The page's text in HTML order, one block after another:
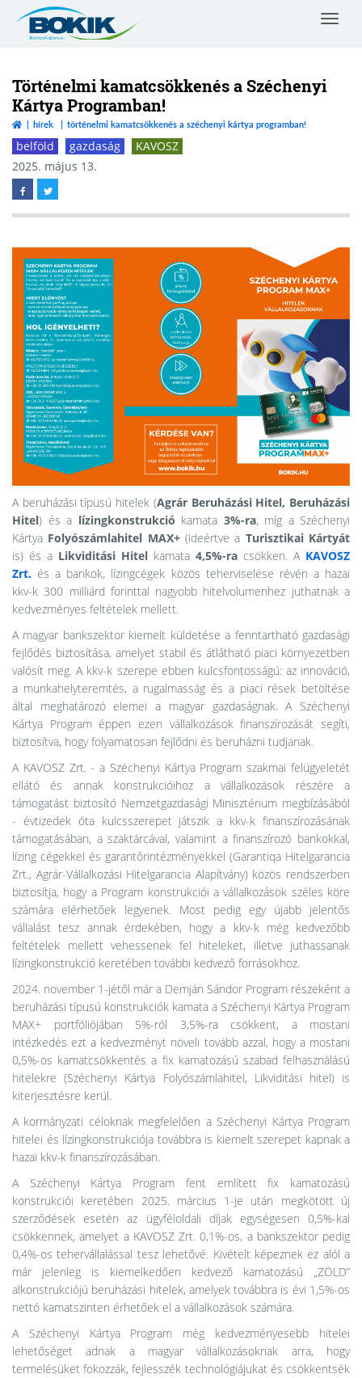
Zemplén
Vármegyei
Kereskedelmi
és
Iparkamara
Toggle
Történelmi kamatcsökkenés a Széchenyi
Kártya Programban!
hírek történelmi kamatcsökkenés a széchenyi kártya programban!
belföld gazdaság
KAVOSZ
2025. május 13.
A beruházási típusú hitelek (Agrár Beruházási Hitel, Beruházási
Hitel) és a lízingkonstrukció kamata 3%-ra, míg a Széchenyi
Kártya Folyószámlahitel MAX+(ideértve a Turisztikai Kártyát
is) és a Likviditási Hitel kamata 4,5%-ra csökken. A KAVOSZ
Zrt. és a bankok, lízingcégek közös teherviselése révén a hazai
kkv-k 300 milliárd forinttal nagyobb hitelvolumenhez juthatnak a
kedvezményes feltételek mellett.
A magyar bankszektor kiemelt küldetése a fenntartható gazdasági
fejlődés biztosítása, amelyet stabil és átlátható piaci környezetben
valósít meg. A kkv-k szerepe ebben kulcsfontosságú: az innováció,
a munkahelyteremtés, a rugalmasság és a piaci rések betöltése
által meghatározó elemei a magyar gazdaságnak. A Széchenyi
Kártya Program éppen ezen vállalkozások finanszírozását segíti,
biztosítva, hogy folyamatosan fejlődni és beruházni tudjanak.
A KAVOSZ Zrt. - a Széchenyi Kártya Program szakmai felügyeletét
ellátó és annak konstrukcióihoz a vállalkozások részére a
támogatást biztosító Nemzetgazdasági Minisztérium megbízásából
- évtizedek óta kulcsszerepet játszik a kkv-k finanszírozásának
támogatásában, a szaktárcával, valamint a finanszírozó bankokkal,
lízing cégekkel és garantőrintézményekkel (Garantiqa Hitelgarancia
Zrt., Agrár-Vállalkozási Hitelgarancia Alapítvány) közös rendszerben
biztosítja, hogy a Program konstrukciói a vállalkozások széles köre
számára elérhetőek legyenek. Most pedig egy újabb jelentős
vállalást tesz annak érdekében, hogy a kkv-k még kedvezőbb
feltételek mellett vehessenek fel hiteleket, illetve juthassanak
lízingkonstrukció keretében további kedvező forrásokhoz.
2024. november 1-jétől már a Demján Sándor Program részeként a
beruházási típusú konstrukciók kamata a Széchenyi Kártya Program
MAX+ portfóliójában 5%-ról 3,5%-ra csökkent, a mostani
intézkedés ezt a kedvezményt növeli tovább azzal, hogy a mostani
0,5%-os kamatcsökkentés a fix kamatozású szabad felhasználású
hitelekre (Széchenyi Kártya Folyószámlahitel, Likviditási hitel) is
kiterjesztésre kerül.
A kormányzati céloknak megfelelően a Széchenyi Kártya Program
hitelei és lízingkonstrukciója továbbra is kiemelt szerepet kapnak a
hazai kkv-k finanszírozásában.
A Széchenyi Kártya Program fent említett fix kamatozású
konstrukciói keretében 2025. március 1-je után megkötött új
szerződések esetén az ügyféloldali díjak egységesen 0,5%-kal
csökkennek, amelyet a KAVOSZ Zrt. 0,1%-os, a bankszektor pedig
0,4%-os tehervállalással tesz lehetővé. Kivételt képeznek ez alól a
már jelenleg is kiemelkedően kedvező kamatozású „ZÖLD”
alkonstrukciójú beruházási hitelek, amelyek továbbra is évi 1,5%-os
nettó kamatszinten érhetőek el a vállalkozások számára.
A Széchenyi Kártya Program még kedvezményesebb hitelei
lehetőséget adnak a magyar vállalkozásoknak arra, hogy
termelésüket fokozzák, fejlesszék technológiájukat és csökkentsék